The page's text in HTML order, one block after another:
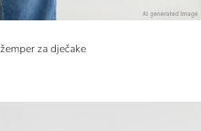
za dječake